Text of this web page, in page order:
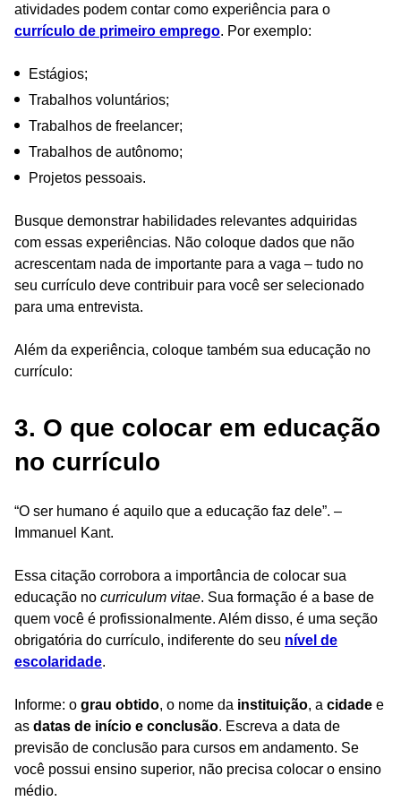
atividades podem contar como experiência para o
currículo de primeiro emprego. Por exemplo:
Estágios;
Trabalhos voluntários;
Trabalhos de freelancer;
Trabalhos de autônomo;
Projetos pessoais.
Busque demonstrar habilidades relevantes adquiridas
com essas experiências. Não coloque dados que não
acrescentam nada de importante para a vaga – tudo no
seu currículo deve contribuir para você ser selecionado
para uma entrevista.
Além da experiência, coloque também sua educação no
currículo:
3. O que colocar em educação
no currículo
“O ser humano é aquilo que a educação faz dele”. –
Immanuel Kant.
Essa citação corrobora a importância de colocar sua
educação no curriculum vitae. Sua formação é a base de
quem você é profissionalmente. Além disso, é uma seção
obrigatória do currículo, indiferente do seu nível de
escolaridade.
Informe: o grau obtido, o nome da instituição, a cidade e
as datas de início e conclusão. Escreva a data de
previsão de conclusão para cursos em andamento. Se
você possui ensino superior, não precisa colocar o ensino
médio.